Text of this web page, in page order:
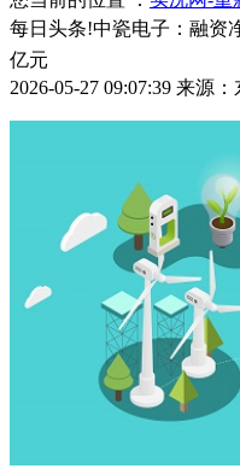
每日头条!中瓷电子：融资
亿元
2026-05-27 09:07:39 来源：